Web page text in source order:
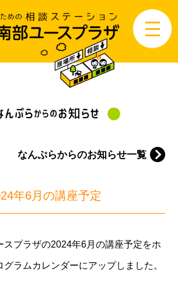
なんぷらからのお知らせ一覧
年6月の講座予定
スプラザの2024年6月の講座予定をホ
ラムカレンダーにアップしました。